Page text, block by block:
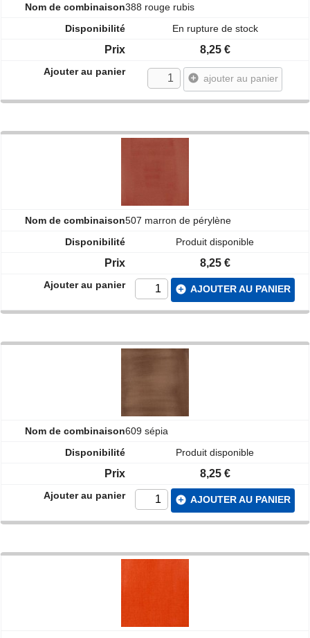
388 rouge rubis
En rupture de stock
8,25 €
add_circle ajouter au panier
507 marron de pérylène
Produit disponible
8,25 €
add_circle AJOUTER AU PANIER
609 sépia
Produit disponible
8,25 €
add_circle AJOUTER AU PANIER